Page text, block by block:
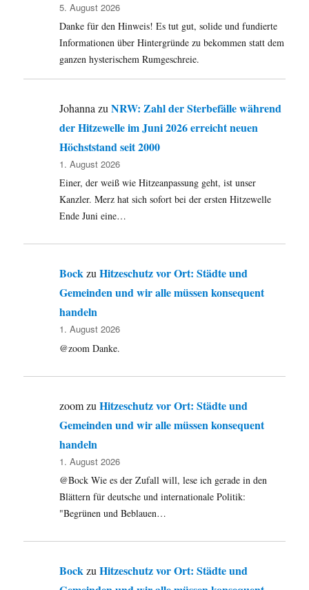
5. August 2026
Danke für den Hinweis! Es tut gut, solide und fundierte
Informationen über Hintergründe zu bekommen statt dem
ganzen hysterischem Rumgeschreie.
JohannazuNRW: Zahl der Sterbefälle während
der Hitzewelle im Juni 2026 erreicht neuen
Höchststand seit 2000
1. August 2026
Einer, der weiß wie Hitzeanpassung geht, ist unser
Kanzler. Merz hat sich sofort bei der ersten Hitzewelle
Ende Juni eine…
BockzuHitzeschutz vor Ort: Städte und
Gemeinden und wir alle müssen konsequent
handeln
1. August 2026
@zoom Danke.
zoomzuHitzeschutz vor Ort: Städte und
Gemeinden und wir alle müssen konsequent
handeln
1. August 2026
@Bock Wie es der Zufall will, lese ich gerade in den
Blättern für deutsche und internationale Politik:
"Begrünen und Beblauen…
Bock zuHitzeschutz vor Ort: Städte und